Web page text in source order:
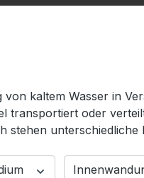
kaltem Wasser in
transportiert oder
stehen